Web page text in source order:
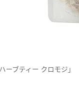
ハーブティー クロモジ」